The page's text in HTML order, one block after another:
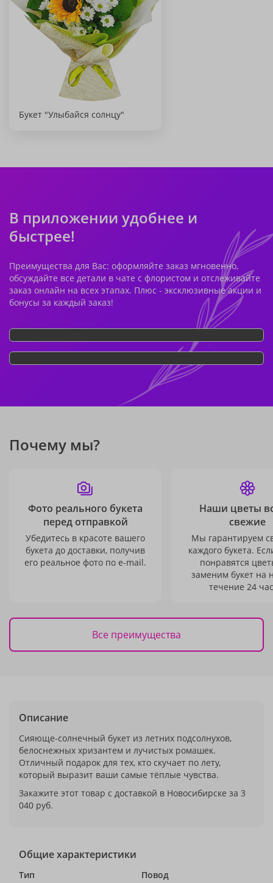
Букет "Улыбайся солнцу"
В приложении удобнее и
быстрее!
Преимущества для Вас: оформляйте заказ мгновенно,
обсуждайте все детали в чате с флористом и отслеживайте
заказ онлайн на всех этапах. Плюс - эксклюзивные акции и
бонусы за каждый заказ!
Почему мы?
Фото реального букета
перед отправкой
Убедитесь в красоте вашего
букета до доставки, получив
его реальное фото по e-mail.
Наши цветы
свежие
Мы гарантируем
каждого букета.
понравятся
заменим букет на
течение 24
Все преимущества
Описание
Сияюще-солнечный букет из летних подсолнухов,
белоснежных хризантем и лучистых ромашек.
Отличный подарок для тех, кто скучает по лету,
который выразит ваши самые тёплые чувства.
Закажите этот товар с доставкой в Новосибирске за 3
040 руб.
Общие характеристики
Тип
Повод